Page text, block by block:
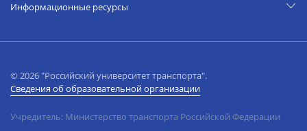
Информационные ресурсы
© 2026 "Российский университет транспорта".
Сведения об образовательной организации
Учредитель: Министерство транспорта Российской Федерации